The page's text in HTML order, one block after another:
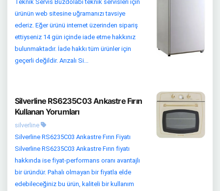
Teknik Servis Buzdolabı teknik servisleri için
ürünün web sitesine uğramanızı tavsiye
ederiz. Eğer ürünü internet üzerinden sipariş
ettiyseniz 14 gün içinde iade etme hakkınız
bulunmaktadır. İade hakkı tüm ürünler için
geçerli değildir. Arızalı Si...
Silverline RS6235C03 Ankastre Fırın
Kullanan Yorumları
silverline
Silverline RS6235C03 Ankastre Fırın Fiyatı
Silverline RS6235C03 Ankastre Fırın fiyatı
hakkında ise fiyat-performans oranı avantajlı
bir üründür. Pahalı olmayan bir fiyatla elde
edebileceğiniz bu ürün, kaliteli bir kullanım